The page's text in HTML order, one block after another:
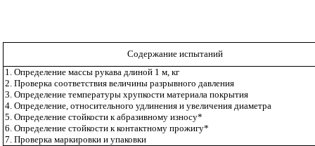
Содержание испытаний
1. Определение массы рукава длиной 1 м, кг
2. Проверка соответствия величины разрывного давления
3. Определение температуры хрупкости материала покрытия
4. Определение, относительного удлинения и увеличения диаметра
5. Определение стойкости к абразивному износу*
6. Определение стойкости к контактному прожигу*
7. Проверка маркировки и упаковки